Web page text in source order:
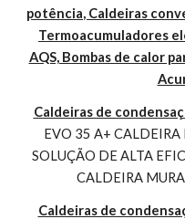
potência, Caldeiras
Termoacumuladores
AQS, Bombas de calor
Caldeiras de
EVO 35 A+
SOLUÇÃO DE ALTA
CALDEIRA
Caldeiras de